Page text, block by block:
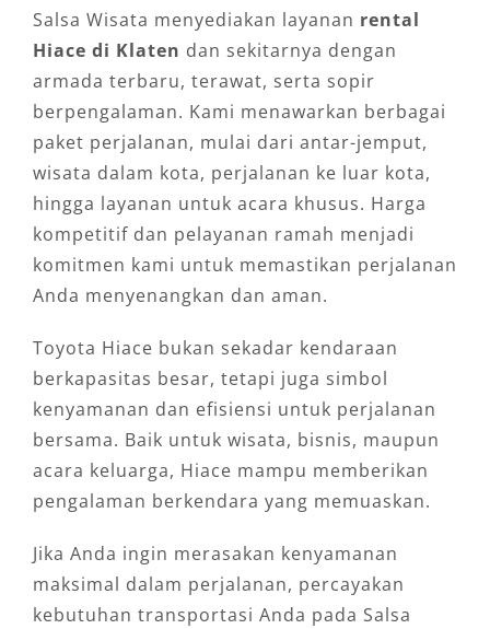
Salsa Wisata menyediakan layanan rental
Hiace di Klaten dan sekitarnya dengan
armada terbaru, terawat, serta sopir
berpengalaman. Kami menawarkan berbagai
paket perjalanan, mulai dari antar-jemput,
wisata dalam kota, perjalanan ke luar kota,
hingga layanan untuk acara khusus. Harga
kompetitif dan pelayanan ramah menjadi
komitmen kami untuk memastikan perjalanan
Anda menyenangkan dan aman.
Toyota Hiace bukan sekadar kendaraan
berkapasitas besar, tetapi juga simbol
kenyamanan dan efisiensi untuk perjalanan
bersama. Baik untuk wisata, bisnis, maupun
acara keluarga, Hiace mampu memberikan
pengalaman berkendara yang memuaskan.
Jika Anda ingin merasakan kenyamanan
maksimal dalam perjalanan, percayakan
kebutuhan transportasi Anda pada Salsa